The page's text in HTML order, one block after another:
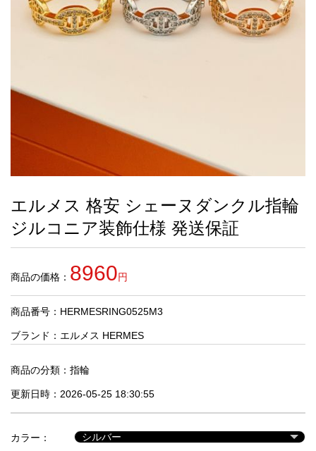
2026人気特集
バッグ
財布
時計
服
ズボン
衣装セット
靴
住まい用品
アクセサリー
ベルト
スカーフ
アイフォーンケ
ース
小物
新
す
商
品
人
商
セ
エルメス 格安 シェーヌダンクル指輪
ジルコニア装飾仕様 発送保証
商品の価格： 8960円
商品番号：HERMESRING0525M3
ブランド： エルメス HERMES
商品の分類： 指輪
更新日時：2026-05-25 18:30:55
カラー：